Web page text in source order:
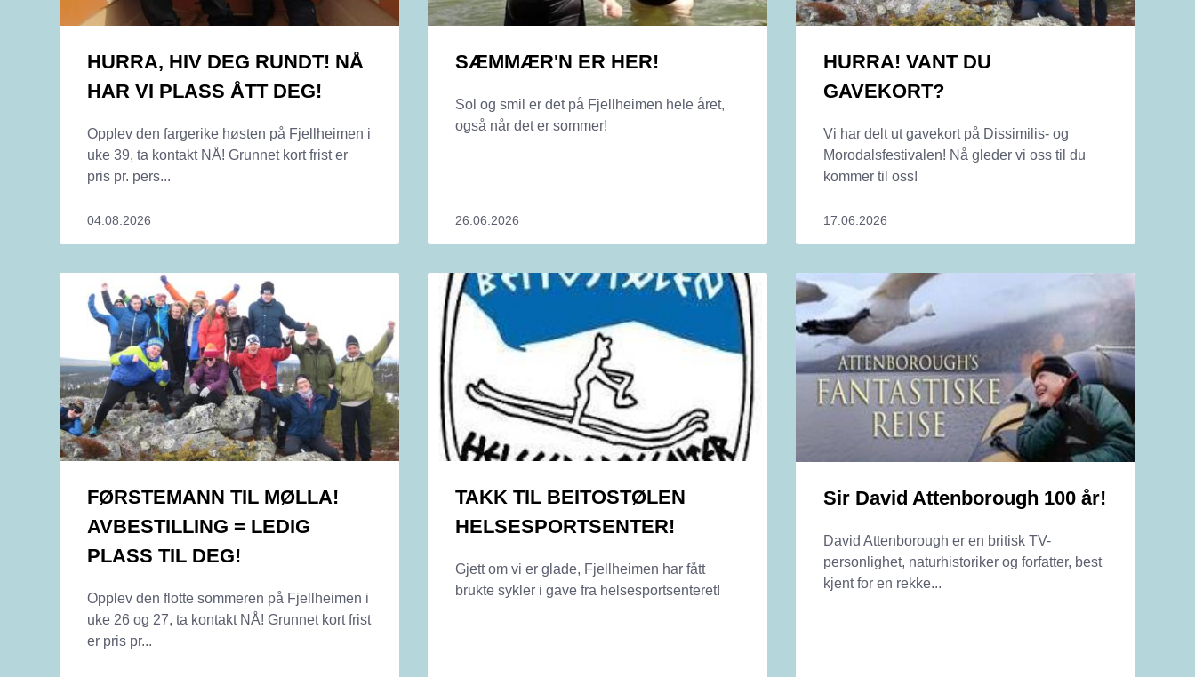
04.08.2026
HURRA, HIV DEG RUNDT! NÅ
HAR VI PLASS ÅTT DEG!
Opplev den fargerike høsten på Fjellheimen i
uke 39, ta kontakt NÅ! Grunnet kort frist er
pris pr. pers...
26.06.2026
SÆMMÆR'N ER HER!
Sol og smil er det på Fjellheimen hele året,
også når det er sommer!
17.06.2026
HURRA! VANT DU
GAVEKORT?
Vi har delt ut gavekort på Dissimilis- og
Morodalsfestivalen! Nå gleder vi oss til du
kommer til oss!
FØRSTEMANN TIL MØLLA!
AVBESTILLING = LEDIG
PLASS TIL DEG!
Opplev den flotte sommeren på Fjellheimen i
uke 26 og 27, ta kontakt NÅ! Grunnet kort frist
er pris pr...
TAKK TIL BEITOSTØLEN
HELSESPORTSENTER!
Gjett om vi er glade, Fjellheimen har fått
brukte sykler i gave fra helsesportsenteret!
Sir David Attenborough 100 år!
David Attenborough er en britisk TV-
personlighet, naturhistoriker og forfatter, best
kjent for en rekke...